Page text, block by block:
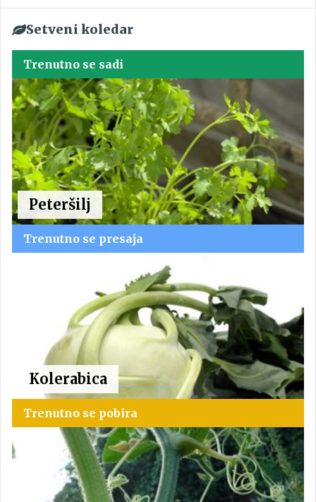
Setveni koledar
Trenutno se sadi
Peteršilj
Trenutno se presaja
Kolerabica
Trenutno se pobira